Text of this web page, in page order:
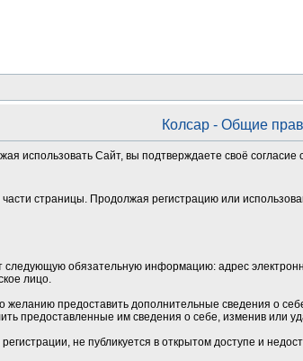
Колсар - Общие
использовать Сайт, вы подтверждаете своё
страницы. Продолжая регистрацию или
следующую обязательную информацию: адрес
лицо.
предоставить дополнительные сведения о
предоставленные им сведения о себе, изменив или
не публикуется в открытом доступе и